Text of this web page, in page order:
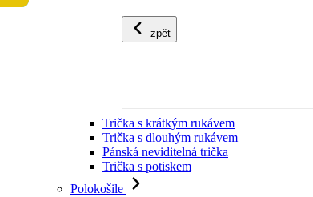
zpět
Trička s krátkým rukávem
Trička s dlouhým rukávem
Pánská neviditelná trička
Trička s potiskem
Polokošile